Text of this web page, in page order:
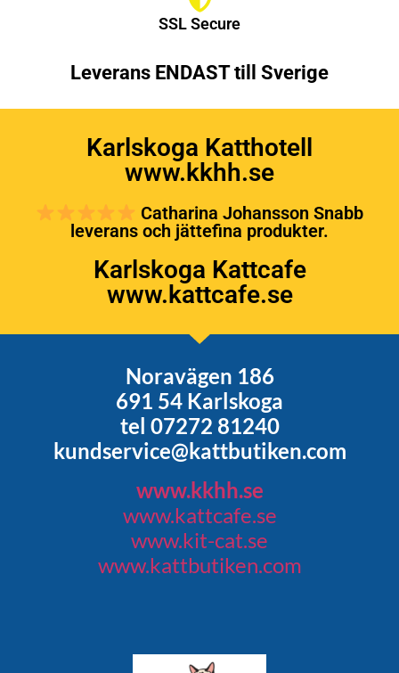
SSL Secure
Leverans ENDAST till Sverige
Karlskoga Katthotell
www.kkhh.se
Catharina Johansson Snabb
leverans och jättefina produkter.
Karlskoga Kattcafe
www.kattcafe.se
Noravägen 186
691 54 Karlskoga
tel 07272 81240
kundservice@kattbutiken.com
www.kkhh.se
www.kattcafe.se
www.kit-cat.se
www.kattbutiken.com